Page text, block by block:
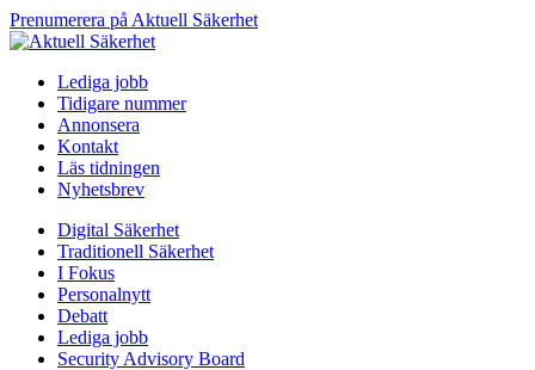
Prenumerera på Aktuell Säkerhet
Lediga jobb
Tidigare nummer
Annonsera
Kontakt
Läs tidningen
Nyhetsbrev
Digital Säkerhet
Traditionell Säkerhet
I Fokus
Personalnytt
Debatt
Lediga jobb
Security Advisory Board